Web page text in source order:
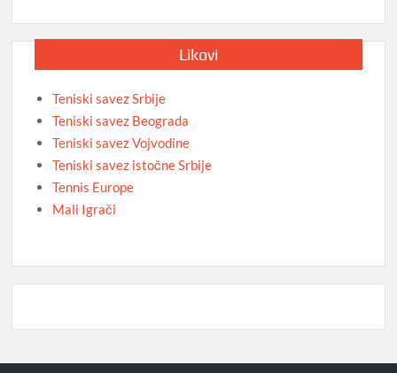
Likovi
Teniski savez Srbije
Teniski savez Beograda
Teniski savez Vojvodine
Teniski savez istočne Srbije
Tennis Europe
Mali Igrači